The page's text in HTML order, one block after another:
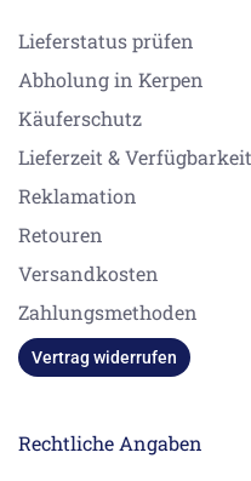
Lieferstatus prüfen
Abholung in Kerpen
Käuferschutz
Lieferzeit & Verfügbarkeit
Reklamation
Retouren
Versandkosten
Zahlungsmethoden
Vertrag widerrufen
Rechtliche Angaben